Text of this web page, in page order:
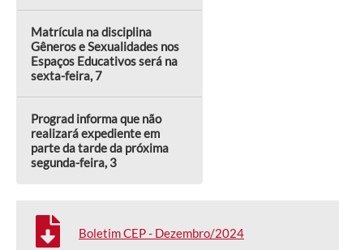
Matrícula na disciplina
Gêneros e Sexualidades nos
Espaços Educativos será na
sexta-feira, 7
Prograd informa que não
realizará expediente em
parte da tarde da próxima
segunda-feira, 3
Boletim CEP - Dezembro/2024